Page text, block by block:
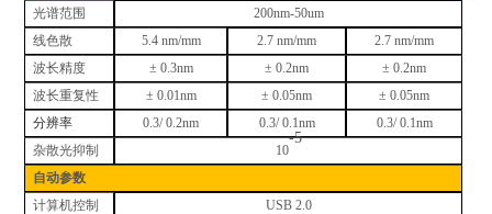
光谱范围
200nm-50um
线色散
5.4 nm/mm 2.7 nm/mm
2.7 nm/mm
波长精度
± 0.3nm ± 0.2nm
± 0.2nm
波长重复性
± 0.01nm ± 0.05nm
± 0.05nm
分辨率
0.3/ 0.2nm 0.3/ 0.1nm
0.3/ 0.1nm
杂散光抑制
10
-5
自动参数
计算机控制
USB 2.0